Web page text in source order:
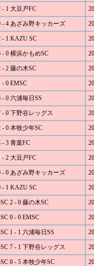
- 1 大豆戸FC
- 4 あざみ野キッカーズ
- 1 KAZU SC
- 0 横浜かもめSC
- 2 藤の木SC
- 0 EMSC
- 0 六浦毎日SS
- 0 下野谷レッグス
- 0 本牧少年SC
- 3 青葉FC
- 2 大豆戸FC
- 0 あざみ野キッカーズ
- 1 KAZU SC
2 - 0 藤の木SC
0 - 0 EMSC
1 - 1 六浦毎日SS
7 - 1 下野谷レッグス
0 - 5 本牧少年SC